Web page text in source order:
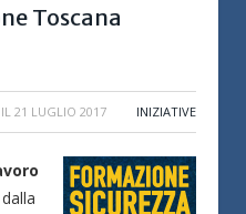
Toscana
IL 21 LUGLIO 2017 INIZIATIVE